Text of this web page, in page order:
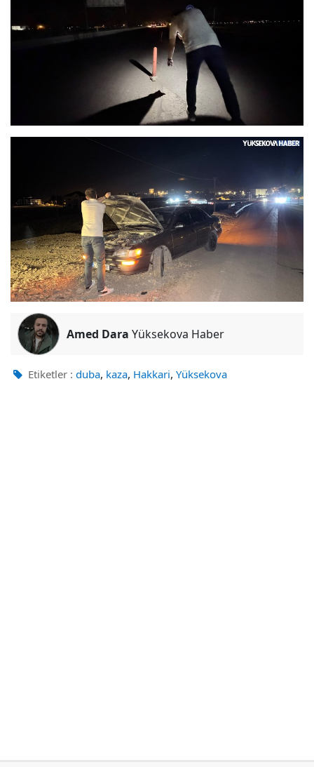
Amed Dara Yüksekova Haber
Etiketler : duba, kaza, Hakkari, Yüksekova